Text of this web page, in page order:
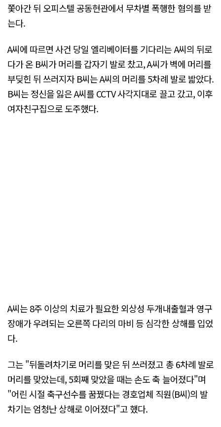
쫓아간 뒤 오피스텔 공동현관에서 무차별 폭행한 혐의를 받
는다.
A씨에 따르면 사건 당일 엘리베이터를 기다리는 A씨의 뒤로
다가 온 B씨가 머리를 갑자기 발로 찼고, A씨가 벽에 머리를
부딪힌 뒤 쓰러지자 B씨는 A씨의 머리를 5차례 발로 밟았다.
B씨는 정신을 잃은 A씨를 CCTV 사각지대로 끌고 갔고, 이후
여자친구집으로 도주했다.
A씨는 8주 이상의 치료가 필요한 외상성 두개내출혈과 영구
장애가 우려되는 오른쪽 다리의 마비 등 심각한 상해를 입었
다.
그는 "뒤돌려차기로 머리를 맞은 뒤 쓰러졌고 총 6차례 발로
머리를 맞았는데, 5회째 맞았을 때는 손도 축 늘어졌다"며
"어린 시절 축구선수를 꿈꿨다는 경호업체 직원(B씨)의 발
차기는 엄청난 상해로 이어졌다"고 했다.